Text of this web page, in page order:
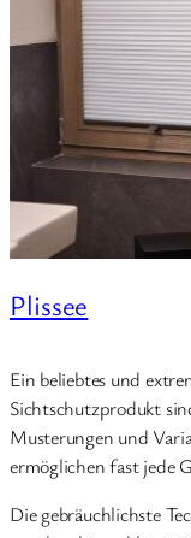
Plissee
Ein beliebtes und
Sichtschutzprodukt
Musterungen und
ermöglichen fast jede
Die gebräuchlichste